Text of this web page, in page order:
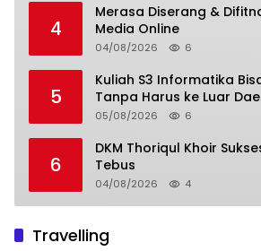
4
Merasa Diserang &
Media Online
04/08/2026 6
5
Kuliah S3 Informatika
Tanpa Harus ke Luar
05/08/2026 6
6
DKM Thoriqul Khoir
Tebus
04/08/2026 4
Travelling